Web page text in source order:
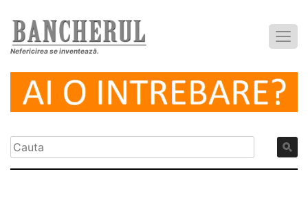
Nefericirea se inventează.